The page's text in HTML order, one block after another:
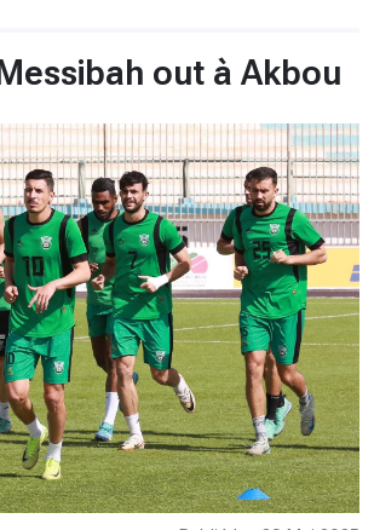
out à Akbou